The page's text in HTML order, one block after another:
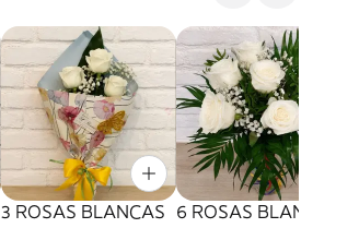
3 ROSAS BLANCAS 6 ROSAS BLANCAS